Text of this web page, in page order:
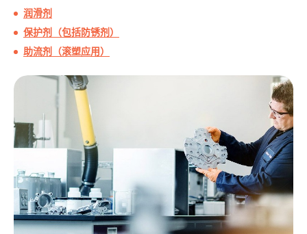
润滑剂
保护剂（包括防锈剂）
助流剂（滚塑应用）